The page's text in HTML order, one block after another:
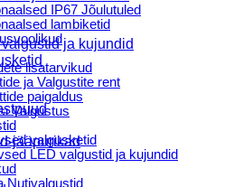
IP67 Jõulutuled
lambiketid
lisatarvikud
ja Valgustite rent
paigaldus
Valgustus
valgusketid
LED valgustid ja kujundid
Nutivalgustid
ja kujundid
jääpurikad